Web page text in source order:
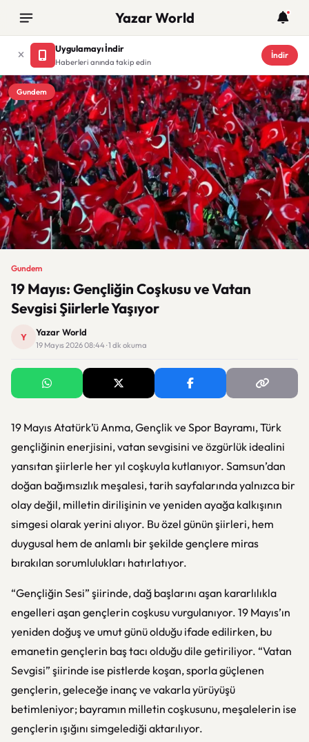
Yazar World
Uygulamayı İndir
Haberleri anında takip edin
İndir
Gundem
Gundem
19 Mayıs: Gençliğin Coşkusu ve Vatan
Sevgisi Şiirlerle Yaşıyor
Y Yazar World
19 Mayıs 2026 08:44 · 1 dk okuma
19 Mayıs Atatürk’ü Anma, Gençlik ve Spor Bayramı, Türk
gençliğinin enerjisini, vatan sevgisini ve özgürlük idealini
yansıtan şiirlerle her yıl coşkuyla kutlanıyor. Samsun’dan
doğan bağımsızlık meşalesi, tarih sayfalarında yalnızca bir
olay değil, milletin dirilişinin ve yeniden ayağa kalkışının
simgesi olarak yerini alıyor. Bu özel günün şiirleri, hem
duygusal hem de anlamlı bir şekilde gençlere miras
bırakılan sorumlulukları hatırlatıyor.
“Gençliğin Sesi” şiirinde, dağ başlarını aşan kararlılıkla
engelleri aşan gençlerin coşkusu vurgulanıyor. 19 Mayıs’ın
yeniden doğuş ve umut günü olduğu ifade edilirken, bu
emanetin gençlerin baş tacı olduğu dile getiriliyor. “Vatan
Sevgisi” şiirinde ise pistlerde koşan, sporla güçlenen
gençlerin, geleceğe inanç ve vakarla yürüyüşü
betimleniyor; bayramın milletin coşkusunu, meşalelerin ise
gençlerin ışığını simgelediği aktarılıyor.